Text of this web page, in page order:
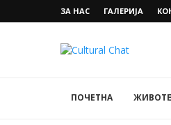
ЗА НАС ГАЛЕРИЈА
ПОЧЕТНА